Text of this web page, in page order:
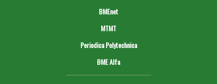
BMEnet
MTMT
Periodica Polytechnica
BME Alfa